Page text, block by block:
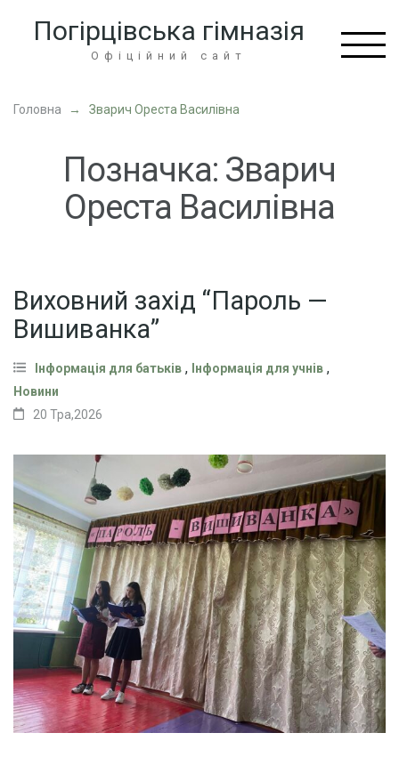
Enter)
Погірцівська гімназія
Офіційний сайт
Головна → Зварич Ореста Василівна
Позначка: Зварич
Ореста Василівна
Виховний захід “Пароль —
Вишиванка”
Інформація для батьків , Інформація для учнів ,
Новини
20 Тра,2026